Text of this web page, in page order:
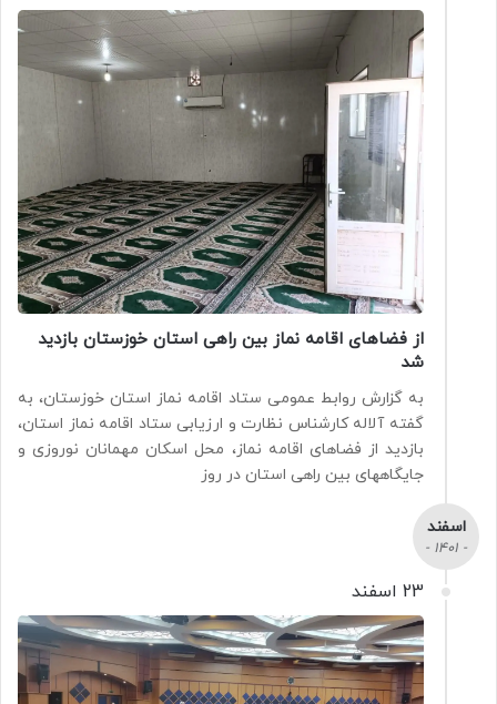
از فضاهای اقامه نماز بین راهی استان خوزستان بازدید
شد
به گزارش روابط عمومی ستاد اقامه نماز استان خوزستان، به
گفته آلاله کارشناس نظارت و ارزیابی ستاد اقامه نماز استان،
بازدید از فضاهای اقامه نماز، محل اسکان مهمانان نوروزی و
جایگاههای بین راهی استان در روز
اسفند
- 1401 -
23 اسفند